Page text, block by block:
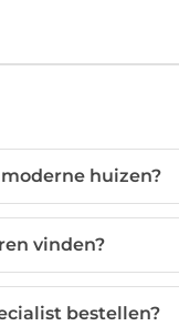
huizen?
vinden?
bestellen?